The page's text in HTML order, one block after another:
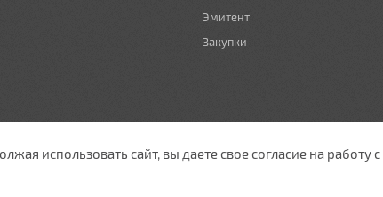
Эмитент
Закупки
использовать сайт, вы даете свое согласие на работу